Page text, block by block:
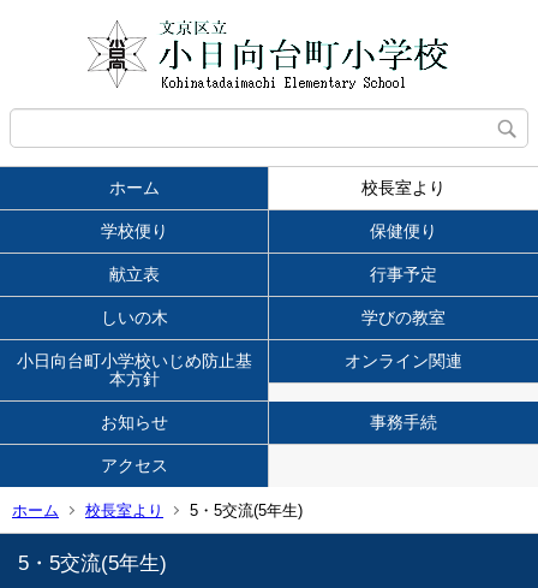
ホーム 校長室より
学校便り 保健便り
献立表 行事予定
しいの木 学びの教室
小日向台町小学校いじめ防止基
本方針
オンライン関連
お知らせ 事務手続
アクセス
ホーム 校長室より 5・5交流(5年生)
5・5交流(5年生)